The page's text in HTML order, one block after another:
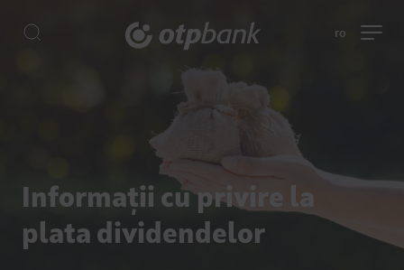
ro
Informații cu privire la
plata dividendelor